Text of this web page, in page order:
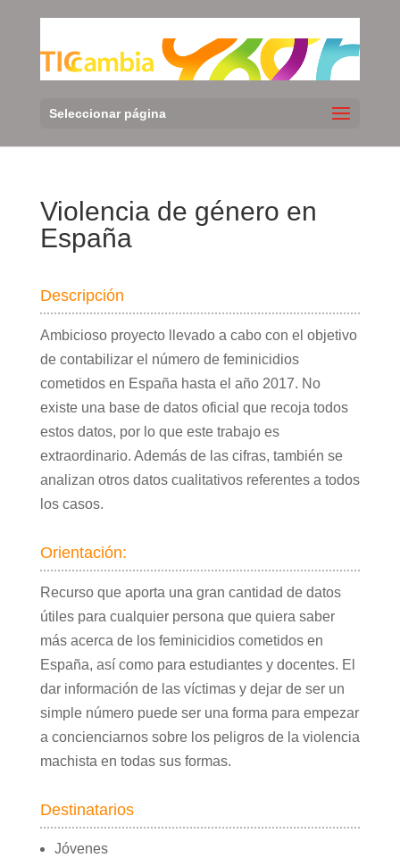
Seleccionar página
Violencia de género en
España
Descripción
Ambicioso proyecto llevado a cabo con el objetivo
de contabilizar el número de feminicidios
cometidos en España hasta el año 2017. No
existe una base de datos oficial que recoja todos
estos datos, por lo que este trabajo es
extraordinario. Además de las cifras, también se
analizan otros datos cualitativos referentes a todos
los casos.
Orientación:
Recurso que aporta una gran cantidad de datos
útiles para cualquier persona que quiera saber
más acerca de los feminicidios cometidos en
España, así como para estudiantes y docentes. El
dar información de las víctimas y dejar de ser un
simple número puede ser una forma para empezar
a concienciarnos sobre los peligros de la violencia
machista en todas sus formas.
Destinatarios
Jóvenes